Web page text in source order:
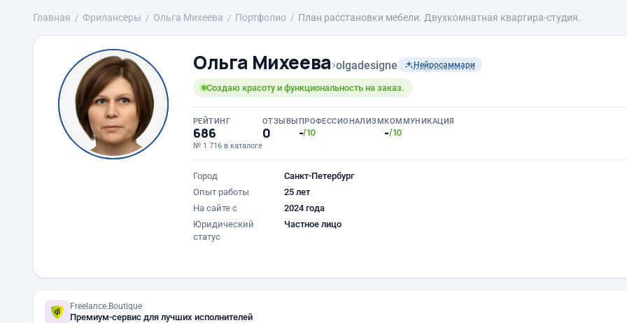
Главная Фрилансеры Ольга Михеева Портфолио План расстановки мебели. Двухкомнатная квартира-студия.
Ольга Михеева›olgadesigne Нейросаммари
Создаю красоту и функциональность на заказ.
РЕЙТИНГ
686
№ 1 716 в каталоге
ОТЗЫВЫ
0
ПРОФЕССИОНАЛИЗМ
-/10
КОММУНИКАЦИЯ
-/10
Город
Санкт-Петербург
Опыт работы
25 лет
На сайте с
2024 года
Юридический
статус
Частное лицо
Freelance.Boutique
Премиум-сервис для лучших исполнителей